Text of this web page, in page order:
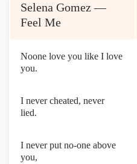
Selena Gomez —
Feel Me
Noone love you like I love
you.
I never cheated, never
lied.
I never put no-one above
you,